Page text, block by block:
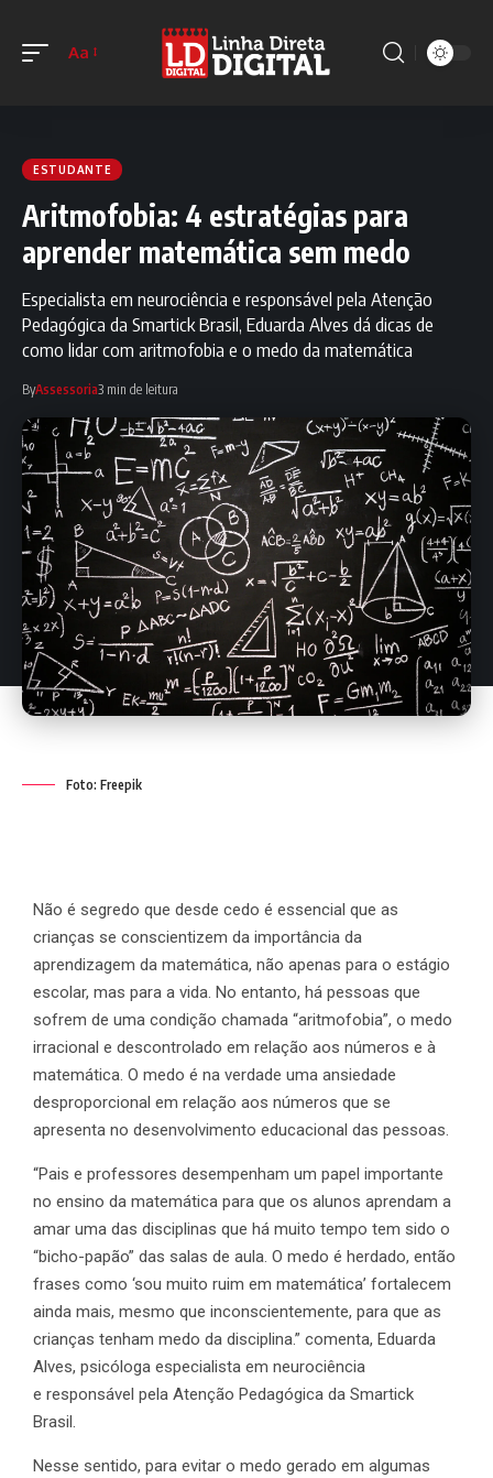
Aa
ESTUDANTE
Aritmofobia: 4 estratégias para
aprender matemática sem medo
Especialista em neurociência e responsável pela Atenção
Pedagógica da Smartick Brasil, Eduarda Alves dá dicas de
como lidar com aritmofobia e o medo da matemática
ByAssessoria3 min de leitura
Foto: Freepik
Não é segredo que desde cedo é essencial que as
crianças se conscientizem da importância da
aprendizagem da matemática, não apenas para o estágio
escolar, mas para a vida. No entanto, há pessoas que
sofrem de uma condição chamada “aritmofobia”, o medo
irracional e descontrolado em relação aos números e à
matemática. O medo é na verdade uma ansiedade
desproporcional em relação aos números que se
apresenta no desenvolvimento educacional das pessoas.
“Pais e professores desempenham um papel importante
no ensino da matemática para que os alunos aprendam a
amar uma das disciplinas que há muito tempo tem sido o
“bicho-papão” das salas de aula. O medo é herdado, então
frases como ‘sou muito ruim em matemática’ fortalecem
ainda mais, mesmo que inconscientemente, para que as
crianças tenham medo da disciplina.” comenta, Eduarda
Alves, psicóloga especialista em neurociência
e responsável pela Atenção Pedagógica da Smartick
Brasil.
Nesse sentido, para evitar o medo gerado em algumas